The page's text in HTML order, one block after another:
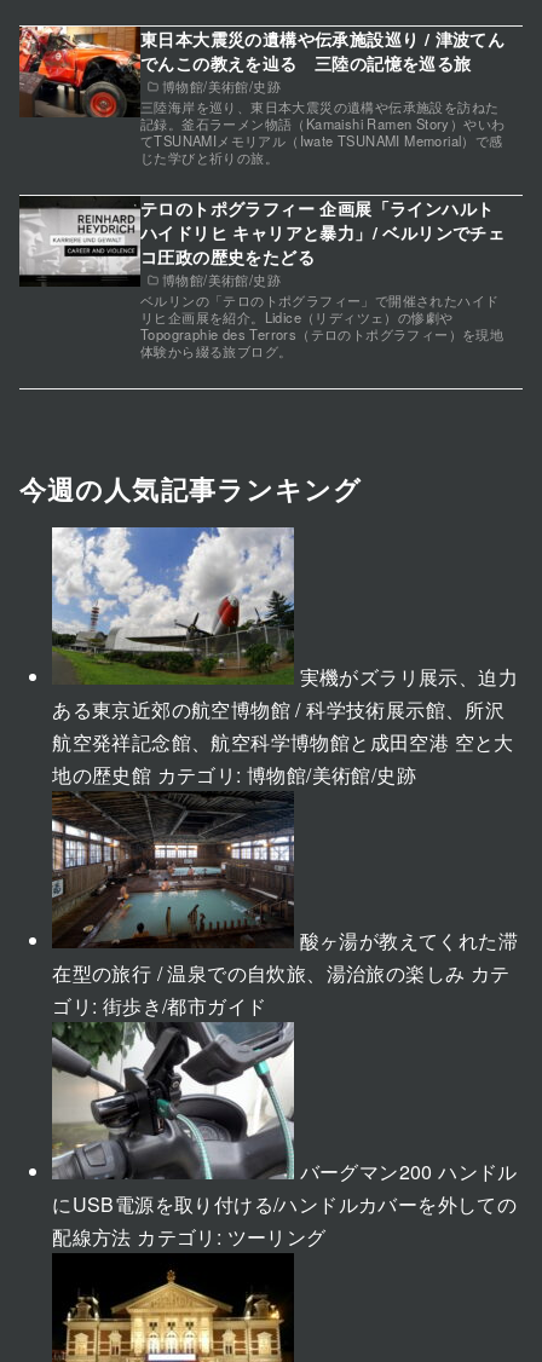
博物館/美術館/史跡
東日本大震災の遺構や伝承施設巡り / 津波てん
でんこの教えを辿る 三陸の記憶を巡る旅
三陸海岸を巡り、東日本大震災の遺構や伝承施設を訪ねた
記録。釜石ラーメン物語（Kamaishi Ramen Story）やいわ
てTSUNAMIメモリアル（Iwate TSUNAMI Memorial）で感
じた学びと祈りの旅。
博物館/美術館/史跡
テロのトポグラフィー 企画展「ラインハルト
ハイドリヒ キャリアと暴力」/ ベルリンでチェ
コ圧政の歴史をたどる
ベルリンの「テロのトポグラフィー」で開催されたハイド
リヒ企画展を紹介。Lidice（リディツェ）の惨劇や
Topographie des Terrors（テロのトポグラフィー）を現地
体験から綴る旅ブログ。
今週の人気記事ランキング
実機がズラリ展示、迫力
ある東京近郊の航空博物館 / 科学技術展示館、所沢
航空発祥記念館、航空科学博物館と成田空港 空と大
地の歴史館 カテゴリ: 博物館/美術館/史跡
酸ヶ湯が教えてくれた滞
在型の旅行 / 温泉での自炊旅、湯治旅の楽しみ カテ
ゴリ: 街歩き/都市ガイド
バーグマン200 ハンドル
にUSB電源を取り付ける/ハンドルカバーを外しての
配線方法 カテゴリ: ツーリング